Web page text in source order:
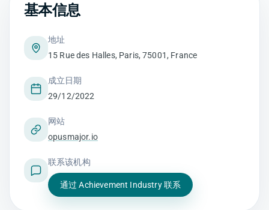
基本信息
地址
15 Rue des Halles, Paris, 75001, France
成立日期
29/12/2022
网站
opusmajor.io
联系该机构
通过 Achievement Industry 联系